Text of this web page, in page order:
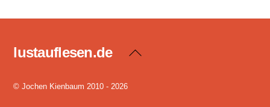
Back
lustauflesen.de
© Jochen Kienbaum 2010 - 2026